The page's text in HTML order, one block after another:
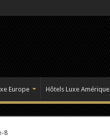
Europe Hôtels Luxe Amérique
8